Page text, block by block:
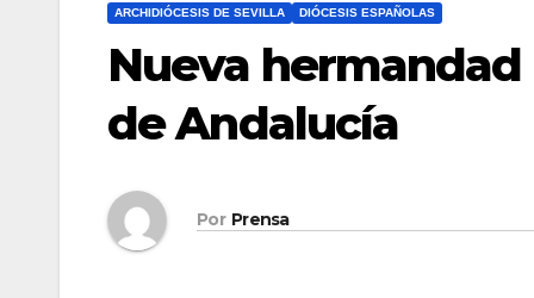
ARCHIDIÓCESIS DE SEVILLA DIÓCESIS ESPAÑOLAS
Nueva
de Andalucía
Por Prensa